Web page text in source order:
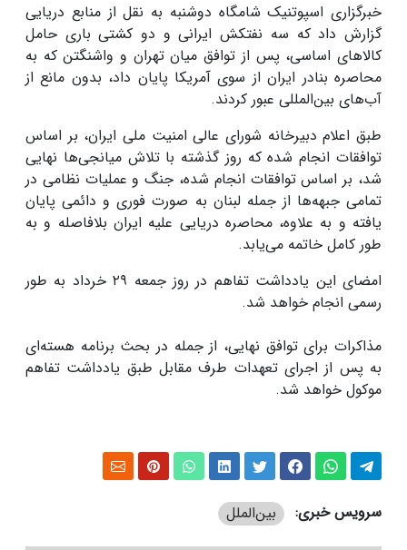
خبرگزاری اسپوتنیک شامگاه دوشنبه به نقل از منابع دریایی
گزارش داد که سه نفتکش ایرانی و دو کشتی باری حامل
کالاهای اساسی، پس از توافق میان تهران و واشنگتن که به
محاصره بنادر ایران از سوی آمریکا پایان داد، بدون مانع از
آب‌های بین‌المللی عبور کردند.
طبق اعلام دبیرخانه شورای عالی امنیت ملی ایران، بر اساس
توافقات انجام شده که روز گذشته با تلاش میانجی‌ها نهایی
شد، بر اساس توافقات انجام شده، جنگ و عملیات نظامی در
تمامی جبهه‌ها از جمله لبنان به صورت فوری و دائمی پایان
یافته و به علاوه، محاصره دریایی علیه ایران بلافاصله و به
طور کامل خاتمه می‌یابد.
امضای این یادداشت تفاهم در روز جمعه ۲۹ خرداد به طور
رسمی انجام خواهد شد.
مذاکرات برای توافق نهایی، از جمله در بحث برنامه هسته‌ای
به پس از اجرای تعهدات طرف مقابل طبق یادداشت تفاهم
موکول خواهد شد.
سرویس خبری: بین‌الملل